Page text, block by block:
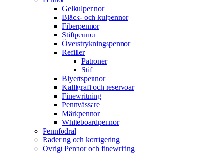
Gelkulpennor
Bläck- och kulpennor
Fiberpennor
Stiftpennor
Överstrykningspennor
Refiller
Patroner
Stift
Blyertspennor
Kalligrafi och reservoar
Finewritning
Pennvässare
Märkpennor
Whiteboardpennor
Pennfodral
Radering och korrigering
Övrigt Pennor och finewriting